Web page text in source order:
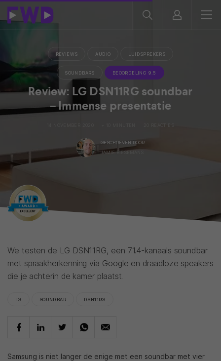
REVIEWS AUDIO LUIDSPREKERS
SOUNDBARS BEOORDELING 9.5
Review: LG DSN11RG soundbar
– Immense presentatie
GESCHREVEN DOOR
JAMIE BIESEMANS
We testen de LG DSN11RG, een 7.1.4-kanaals soundbar
met spraakherkenning via Google en draadloze speakers
die je achterin de kamer plaatst.
LG SOUNDBAR DSN11RG
Samsung is niet langer de enige met een soundbar met vier